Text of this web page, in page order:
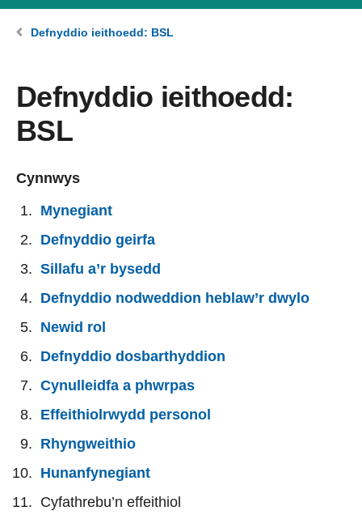
Defnyddio ieithoedd: BSL
Defnyddio ieithoedd:
BSL
Cynnwys
Mynegiant
Defnyddio geirfa
Sillafu a’r bysedd
Defnyddio nodweddion heblaw’r dwylo
Newid rol
Defnyddio dosbarthyddion
Cynulleidfa a phwrpas
Effeithiolrwydd personol
Rhyngweithio
Hunanfynegiant
Cyfathrebu’n effeithiol